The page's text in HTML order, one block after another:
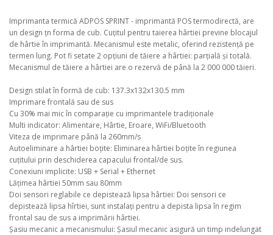
Imprimanta termică ADPOS SPRINT - imprimantă POS termodirectă, are
un design țn forma de cub. Cuțitul pentru taierea hârtiei previne blocajul
de hârtie în imprimantă. Mecanismul este metalic, oferind rezistență pe
termen lung. Pot fi setate 2 opțiuni de tăiere a hârtiei: parțială și totală.
Mecanismul de tăiere a hârtiei are o rezervă de până la 2 000 000 tăieri.
Design stilat în formă de cub: 137.3x132x130.5 mm
Imprimare frontală sau de sus
Cu 30% mai mic în comparație cu imprimantele tradiționale
Multi indicator: Alimentare, Hârtie, Eroare, WiFi/Bluetooth
Viteza de imprimare până la 260mm/s
Autoeliminare a hârtiei boțite: Eliminarea hârtiei boțite în regiunea
cuțitului prin deschiderea capacului frontal/de sus.
Conexiuni implicite: USB + Serial + Ethernet
Lățimea hârtiei 50mm sau 80mm
Doi sensori reglabile ce depistează lipsa hârtiei: Doi sensori ce
depistează lipsa hîrtiei, sunt instalați pentru a depista lipsa în regim
frontal sau de sus a imprimării hârtiei.
Șasiu mecanic a mecanismului: Șasiul mecanic asigură un timp indelungat